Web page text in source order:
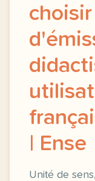
| Ense
Unité de